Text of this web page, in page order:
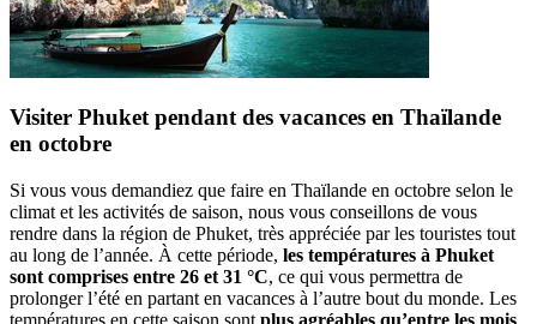
Visiter Phuket pendant des vacances en Thaïlande
en octobre
Si vous vous demandiez que faire en Thaïlande en octobre selon le
climat et les activités de saison, nous vous conseillons de vous
rendre dans la région de Phuket, très appréciée par les touristes tout
au long de l’année. À cette période, les températures à Phuket
sont comprises entre 26 et 31 °C, ce qui vous permettra de
prolonger l’été en partant en vacances à l’autre bout du monde. Les
températures en cette saison sont plus agréables qu’entre les mois